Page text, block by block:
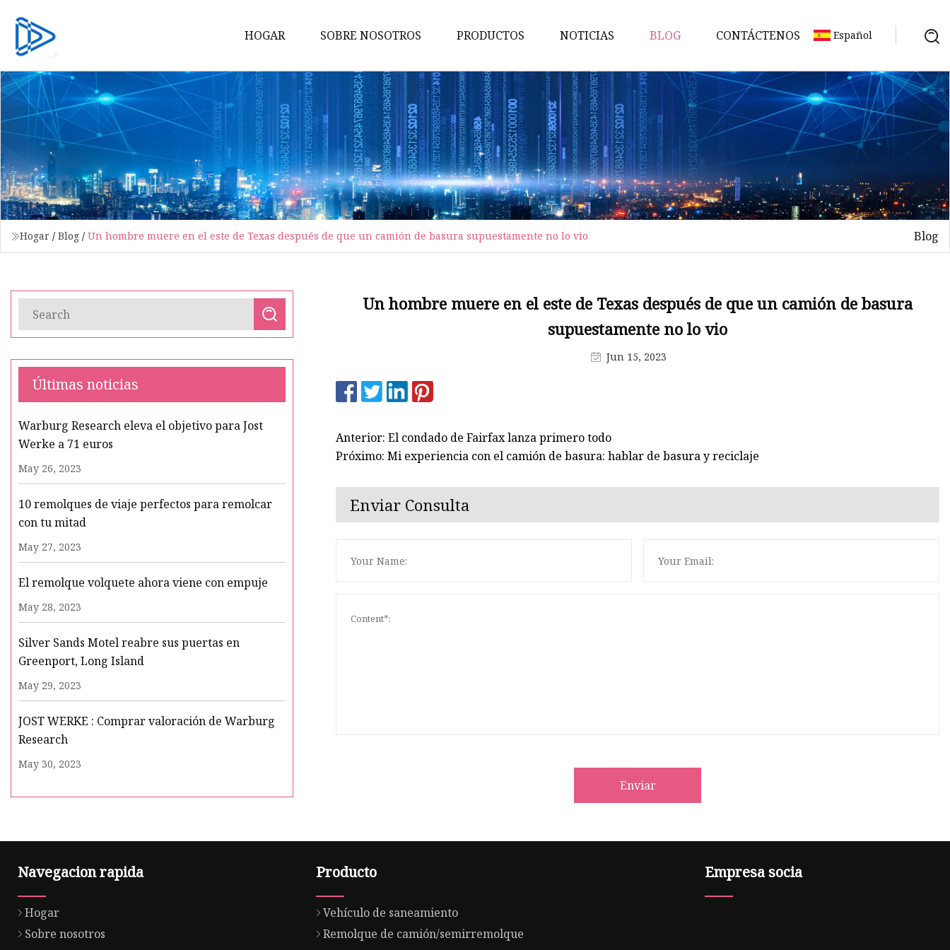
HOGAR SOBRE NOSOTROS PRODUCTOS
Vehículo de saneamiento
Remolque de
camión/semirremolque
Camión de agua
Remolque volcado
Camión barredor
Camión de la basura
Semirremolque de plataforma
Camión de succión de aguas
plana
NOTICIAS BLOG CONTÁCTENOS Español
Hogar / Blog / Un hombre muere en el este de Texas después de que un camión de basura supuestamente no lo vio Blog
Últimas noticias
Warburg Research eleva el objetivo para Jost
Werke a 71 euros
May 26, 2023
10 remolques de viaje perfectos para remolcar
con tu mitad
May 27, 2023
El remolque volquete ahora viene con empuje
May 28, 2023
Silver Sands Motel reabre sus puertas en
Greenport, Long Island
May 29, 2023
JOST WERKE : Comprar valoración de Warburg
Research
May 30, 2023
Un hombre muere en el este de Texas después de que un camión de basura
supuestamente no lo vio
Jun 15, 2023
Anterior: El condado de Fairfax lanza primero todo
Próximo: Mi experiencia con el camión de basura: hablar de basura y reciclaje
Enviar Consulta
Enviar
Navegacion rapida
Hogar
Sobre nosotros
Producto
Vehículo de saneamiento
Remolque de camión/semirremolque
Empresa socia